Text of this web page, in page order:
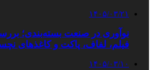
۱۴۰۵/۰۳/۲۱
نوآوری در صنعت بسته‌بندی؛
فیلم، لفاف، پاکت و کاغذهای
۱۴۰۵/۰۳/۱۰